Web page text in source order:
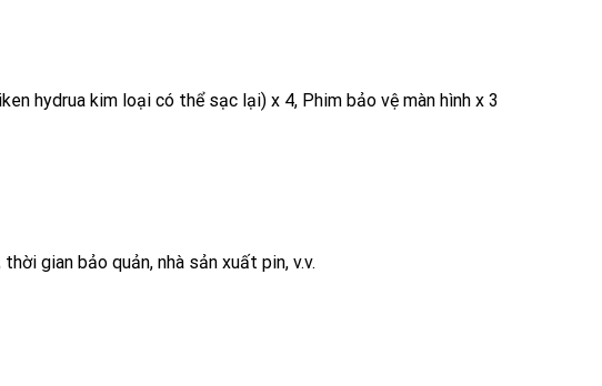
hydrua kim loại có thể sạc lại) x 4, Phim bảo vệ màn hình x 3
gian bảo quản, nhà sản xuất pin, v.v.